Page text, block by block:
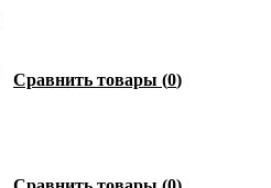
Сравнить товары (0)